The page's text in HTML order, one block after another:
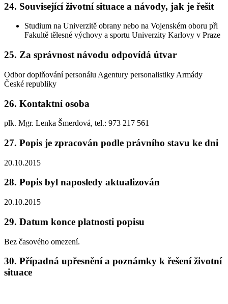
24. Související životní situace a návody, jak je řešit
Studium na Univerzitě obrany nebo na Vojenském oboru při
Fakultě tělesné výchovy a sportu Univerzity Karlovy v Praze
25. Za správnost návodu odpovídá útvar
Odbor doplňování personálu Agentury personalistiky Armády
České republiky
26. Kontaktní osoba
plk. Mgr. Lenka Šmerdová, tel.: 973 217 561
27. Popis je zpracován podle právního stavu ke dni
20.10.2015
28. Popis byl naposledy aktualizován
20.10.2015
29. Datum konce platnosti popisu
Bez časového omezení.
30. Případná upřesnění a poznámky k řešení životní
situace